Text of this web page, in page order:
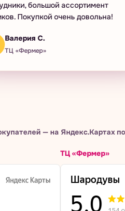
большой ассортимент
Покупкой очень довольна!
Валерия С.
ТЦ «Фермер»
— на Яндекс.Картах
ТЦ «Фермер»